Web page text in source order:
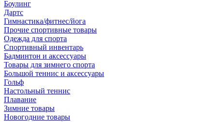
Боулинг
Дартс
Гимнастика/фитнес/йога
Прочие спортивные товары
Одежда для спорта
Спортивный инвентарь
Бадминтон и аксессуары
Товары для зимнего спорта
Большой теннис и аксессуары
Гольф
Настольный теннис
Плавание
Зимние товары
Новогодние товары